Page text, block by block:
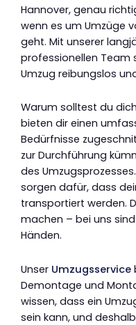
Hannover, genau
wenn es um Umzüge
geht. Mit unserer
professionellen Team
Umzug reibungslos
Warum solltest du
bieten dir einen
Bedürfnisse
zur Durchführung
des
sorgen dafür, dass
transportiert werden.
machen – bei uns
Händen.
Unser Umzugsservice
Demontage und
wissen, dass ein
sein kann, und